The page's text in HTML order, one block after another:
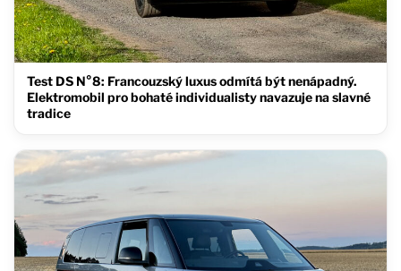
Test DS N°8: Francouzský luxus odmítá být nenápadný.
Elektromobil pro bohaté individualisty navazuje na slavné
tradice